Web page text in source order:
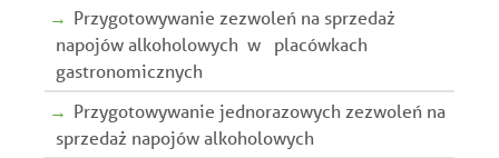
Przygotowywanie zezwoleń na sprzedaż
napojów alkoholowych w placówkach
gastronomicznych
Przygotowywanie jednorazowych zezwoleń na
sprzedaż napojów alkoholowych